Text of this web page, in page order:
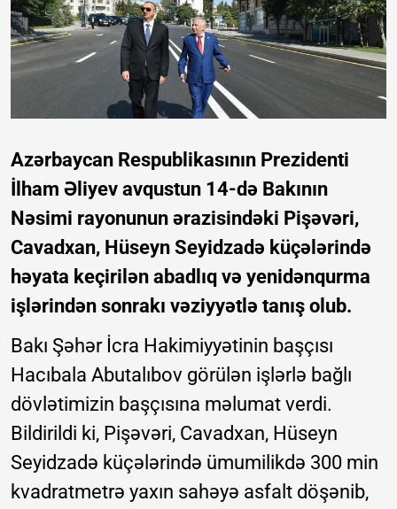
Azərbaycan Respublikasının Prezidenti
İlham Əliyev avqustun 14-də Bakının
Nəsimi rayonunun ərazisindəki Pişəvəri,
Cavadxan, Hüseyn Seyidzadə küçələrində
həyata keçirilən abadlıq və yenidənqurma
işlərindən sonrakı vəziyyətlə tanış olub.
Bakı Şəhər İcra Hakimiyyətinin başçısı
Hacıbala Abutalıbov görülən işlərlə bağlı
dövlətimizin başçısına məlumat verdi.
Bildirildi ki, Pişəvəri, Cavadxan, Hüseyn
Seyidzadə küçələrində ümumilikdə 300 min
kvadratmetrə yaxın sahəyə asfalt döşənib,